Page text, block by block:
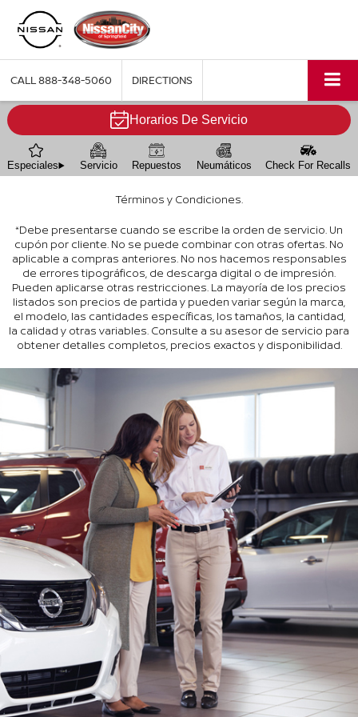
CALL888-348-5060 DIRECTIONS
Horarios De Servicio
Especiales Servicio Repuestos Neumáticos Check For Recalls
Términos y Condiciones.
*Debe presentarse cuando se escribe la orden de servicio. Un
cupón por cliente. No se puede combinar con otras ofertas. No
aplicable a compras anteriores. No nos hacemos responsables
de errores tipográficos, de descarga digital o de impresión.
Pueden aplicarse otras restricciones. La mayoría de los precios
listados son precios de partida y pueden variar según la marca,
el modelo, las cantidades específicas, los tamaños, la cantidad,
la calidad y otras variables. Consulte a su asesor de servicio para
obtener detalles completos, precios exactos y disponibilidad.